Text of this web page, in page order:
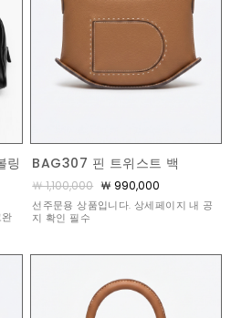
링 BAG307 핀 트위스트 백
￦ 1,100,000 ￦ 990,000
선주문용 상품입니다. 상세페이지 내 공
지 확인 필수